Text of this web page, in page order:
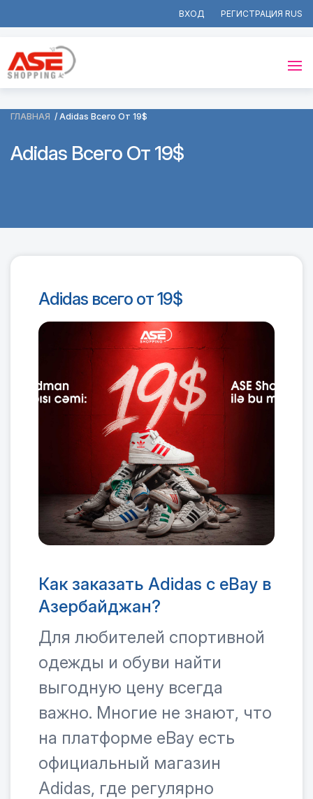
ВХОД РЕГИСТРАЦИЯ
ГЛАВНАЯ Adidas Всего От 19$
Adidas Всего От 19$
Adidas всего от 19$
Как заказать Adidas с eBay в
Азербайджан?
Для любителей спортивной
одежды и обуви найти
выгодную цену всегда
важно. Многие не знают, что
на платформе eBay есть
официальный магазин
Adidas, где регулярно